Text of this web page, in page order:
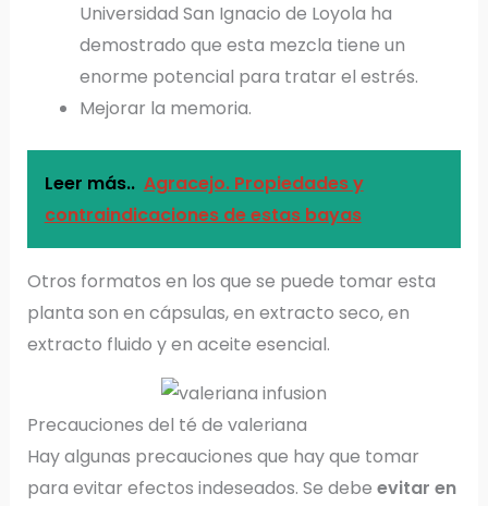
Universidad San Ignacio de Loyola ha
demostrado que esta mezcla tiene un
enorme potencial para tratar el estrés.
Mejorar la memoria.
Leer más.. Agracejo. Propiedades y
contraindicaciones de estas bayas
Otros formatos en los que se puede tomar esta
planta son en cápsulas, en extracto seco, en
extracto fluido y en aceite esencial.
Precauciones del té de valeriana
Hay algunas precauciones que hay que tomar
para evitar efectos indeseados. Se debe evitar en